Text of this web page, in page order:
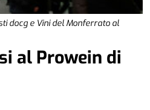
docg e Vini del Monferrato al
al Prowein di